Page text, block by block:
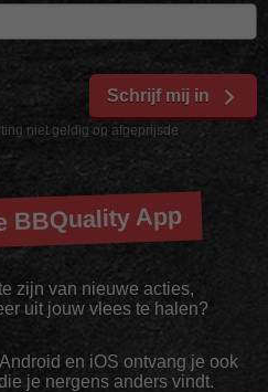
niet geldig op afgeprijsde
Schrijf mij in
BBQuality App
zijn van nieuwe acties,
uit jouw vlees te halen?
en iOS ontvang je ook
je nergens anders vindt.